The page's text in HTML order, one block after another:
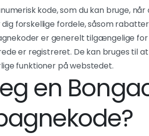
kode, som du kan bruge,
forskellige fordele, såsom
er generelt tilgængelige
er registreret. De kan bruges til
funktioner på webstedet.
en